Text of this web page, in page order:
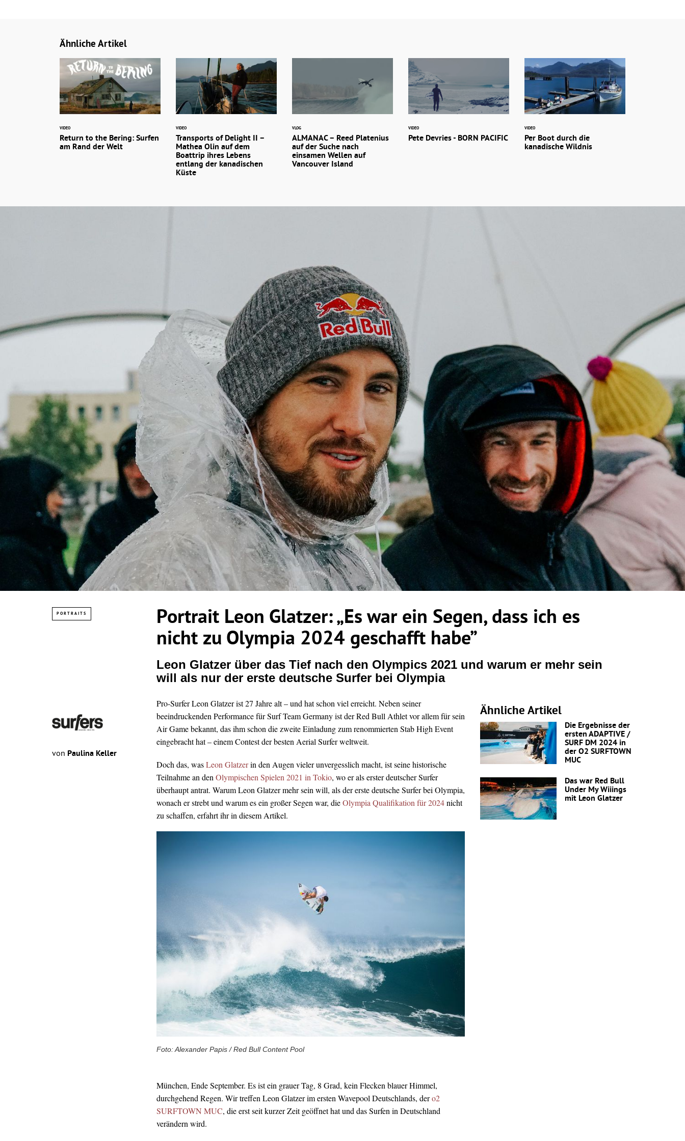
Ähnliche Artikel
VIDEO
Return to the Bering: Surfen
am Rand der Welt
VIDEO
Transports of Delight II –
Mathea Olin auf dem
Boattrip ihres Lebens
entlang der kanadischen
Küste
VLOG
ALMANAC – Reed Platenius
auf der Suche nach
einsamen Wellen auf
Vancouver Island
VIDEO
Pete Devries - BORN PACIFIC
VIDEO
Per Boot durch die
kanadische Wildnis
PORTRAITS
Portrait Leon Glatzer: „Es war ein Segen, dass ich es
nicht zu Olympia 2024 geschafft habe”
Leon Glatzer über das Tief nach den Olympics 2021 und warum er mehr sein
will als nur der erste deutsche Surfer bei Olympia
von Paulina Keller
Pro-Surfer Leon Glatzer ist 27 Jahre alt – und hat schon viel erreicht. Neben seiner
beeindruckenden Performance für Surf Team Germany ist der Red Bull Athlet vor allem für sein
Air Game bekannt, das ihm schon die zweite Einladung zum renommierten Stab High Event
eingebracht hat – einem Contest der besten Aerial Surfer weltweit.
Doch das, wasLeon Glatzerin den Augen vieler unvergesslich macht, ist seine historische
Teilnahme an den Olympischen Spielen 2021 in Tokio, wo er als erster deutscher Surfer
überhaupt antrat. Warum Leon Glatzer mehr sein will, als der erste deutsche Surfer bei Olympia,
wonach er strebt und warum es ein großer Segen war, dieOlympia Qualifikation für 2024nicht
zu schaffen, erfahrt ihr in diesem Artikel.
Foto: Alexander Papis / Red Bull Content Pool
Ähnliche Artikel
Die Ergebnisse der
ersten ADAPTIVE /
SURF DM 2024 in
der O2 SURFTOWN
MUC
Das war Red Bull
Under My Wiiings
mit Leon Glatzer
München, Ende September. Es ist ein grauer Tag, 8 Grad, kein Flecken blauer Himmel,
durchgehend Regen. Wir treffen Leon Glatzer im ersten Wavepool Deutschlands, dero2
SURFTOWN MUC, die erst seit kurzer Zeit geöffnet hat und das Surfen in Deutschland
verändern wird.